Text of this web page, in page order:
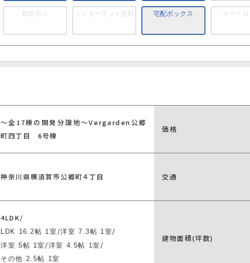
都市ガス インターネット無料 宅配ボックス オートロ
～全17棟の開発分譲地～Vergarden公郷
町四丁目 6号棟
価格
神奈川県横須賀市公郷町４丁目 交通
4LDK/
LDK 16.2帖 1室 /洋室 7.3帖 1室 /
洋室 5帖 1室 /洋室 4.5帖 1室 /
その他 2.5帖 1室
建物面積(坪数)